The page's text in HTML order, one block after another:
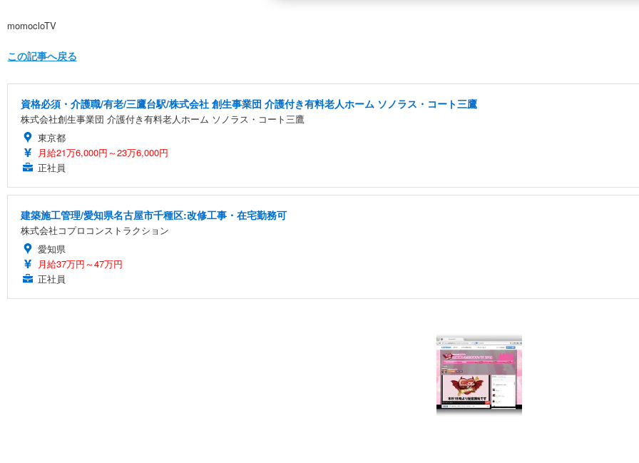
momocloTV
この記事へ戻る
資格必須・介護職/有老/三鷹台駅/株式会社 創生事業団 介護付き有料老人ホーム ソノラス・コート三鷹
株式会社創生事業団 介護付き有料老人ホーム ソノラス・コート三鷹
東京都
月給21万6,000円～23万6,000円
正社員
建築施工管理/愛知県名古屋市千種区:改修工事・在宅勤務可
株式会社コプロコンストラクション
愛知県
月給37万円～47万円
正社員